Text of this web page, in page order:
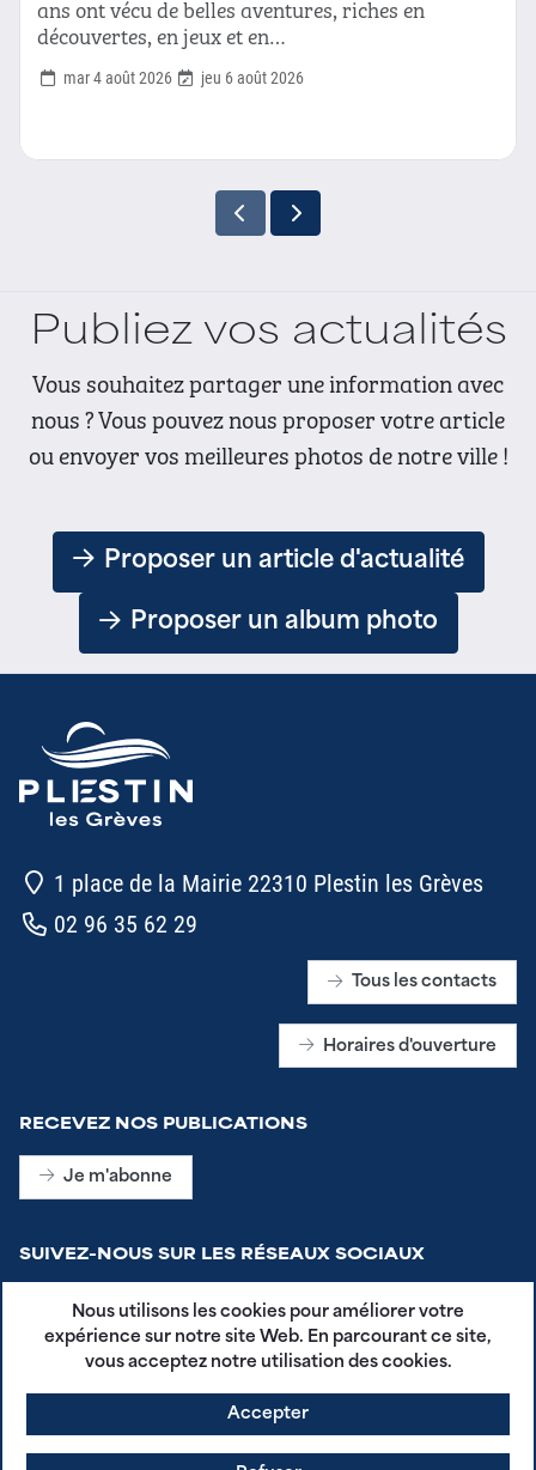
ans ont vécu de belles aventures, riches en
découvertes, en jeux et en…
mar 4 août 2026 jeu 6 août 2026
Publiez vos actualités
Vous souhaitez partager une information avec
nous ? Vous pouvez nous proposer votre article
ou envoyer vos meilleures photos de notre ville !
Proposer un article d'actualité
Proposer un album photo
1 place de la Mairie 22310 Plestin les Grèves
02 96 35 62 29
Tous les contacts
Horaires d'ouverture
RECEVEZ NOS PUBLICATIONS
Je m'abonne
SUIVEZ-NOUS SUR LES RÉSEAUX SOCIAUX
Mentions légales
Nous utilisons les cookies pour améliorer votre
expérience sur notre site Web. En parcourant ce site,
vous acceptez notre utilisation des cookies.
Accepter